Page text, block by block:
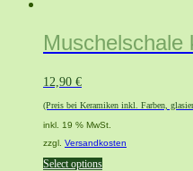
Muschelschale
12,90 €
(Preis bei Keramiken inkl. Farben,
inkl. 19 % MwSt.
zzgl. Versandkosten
Select options